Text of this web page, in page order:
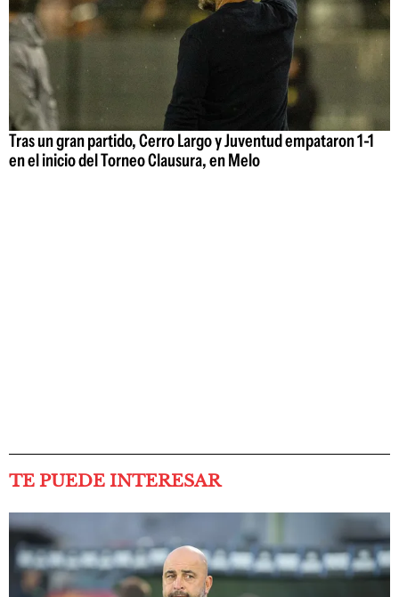
Tras un gran partido, Cerro Largo y Juventud empataron 1-1
en el inicio del Torneo Clausura, en Melo
TE PUEDE INTERESAR